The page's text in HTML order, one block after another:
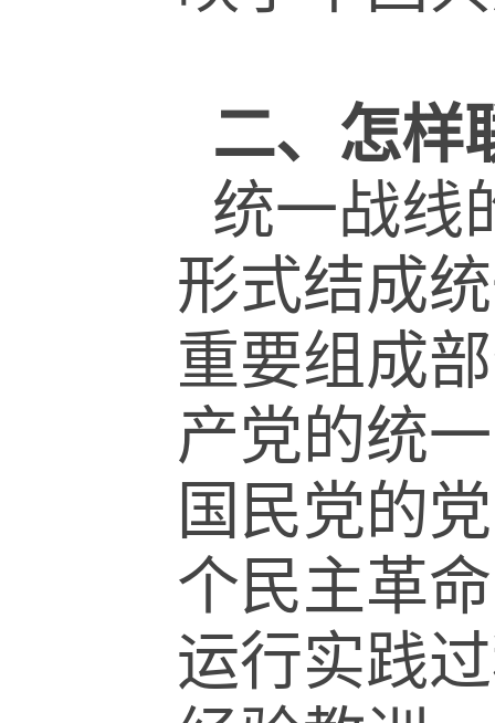
二、怎样
统一战线
形式结成
重要组成
产党的统
国民党的
个民主革
运行实践